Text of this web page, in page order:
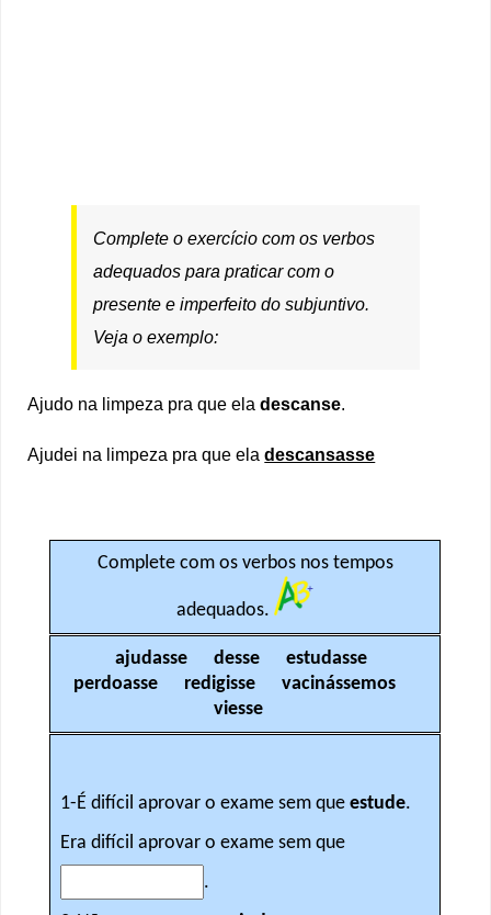
Complete o exercício com os verbos
adequados para praticar com o
presente e imperfeito do subjuntivo.
Veja o exemplo:
Ajudo na limpeza pra que eladescanse.
Ajudei na limpeza pra que eladescansasse